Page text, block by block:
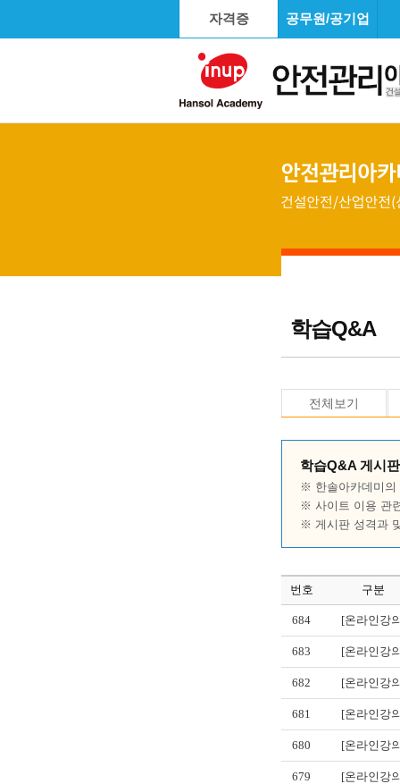
자격증 공무원/공기업
학습Q&A
전체보기
학습Q&A 게시
※ 한솔아카데미의
※ 사이트 이용 관
※ 게시판 성격과
번호 구분
684 [온라인강
683 [온라인강
682 [온라인강
681 [온라인강
680 [온라인강
679 [온라인강